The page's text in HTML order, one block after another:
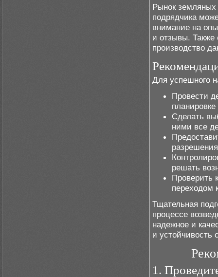
Рынок земляных
подрядчика
внимание на
и отзывы. Также
производство
Для успешного
Провести
Сделать
ними все
решать
Проверить
переходом
Тщательная
процессе
надежное и
и устойчивость
1.